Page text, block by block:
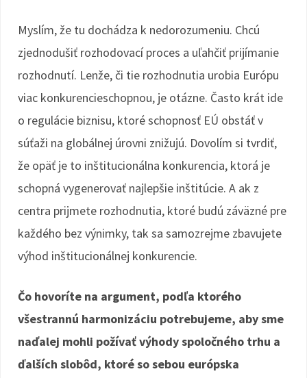
Myslím, že tu dochádza k nedorozumeniu. Chcú
zjednodušiť rozhodovací proces a uľahčiť prijímanie
rozhodnutí. Lenže, či tie rozhodnutia urobia Európu
viac konkurencieschopnou, je otázne. Často krát ide
o regulácie biznisu, ktoré schopnosť EÚ obstáť v
súťaži na globálnej úrovni znižujú. Dovolím si tvrdiť,
že opäť je to inštitucionálna konkurencia, ktorá je
schopná vygenerovať najlepšie inštitúcie. A ak z
centra prijmete rozhodnutia, ktoré budú záväzné pre
každého bez výnimky, tak sa samozrejme zbavujete
výhod inštitucionálnej konkurencie.
Čo hovoríte na argument, podľa ktorého
všestrannú harmonizáciu potrebujeme, aby sme
naďalej mohli požívať výhody spoločného trhu a
ďalších slobôd, ktoré so sebou európska